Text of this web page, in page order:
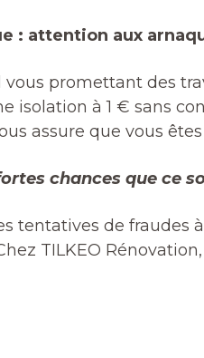
: attention aux
vous promettant des
isolation à 1 € sans
assure que vous
chances que ce
tentatives de
TILKEO